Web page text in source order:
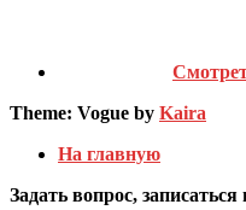
Theme: Vogue by Kaira
На главную
Задать вопрос,